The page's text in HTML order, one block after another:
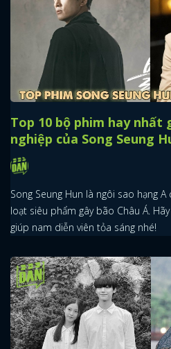
Top 10 bộ phim hay nhất
nghiệp của Song Seung
Song Seung Hun là ngôi sao hạng
loạt siêu phẩm gây bão Châu Á.
giúp nam diễn viên tỏa sáng nhé!